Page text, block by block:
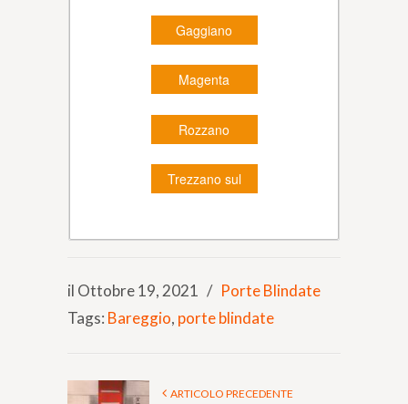
Gaggiano
Magenta
Rozzano
Trezzano sul
il Ottobre 19, 2021 / Porte Blindate
Tags: Bareggio, porte blindate
ARTICOLO PRECEDENTE